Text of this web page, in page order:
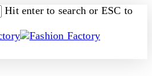
Hit enter to search or ESC to